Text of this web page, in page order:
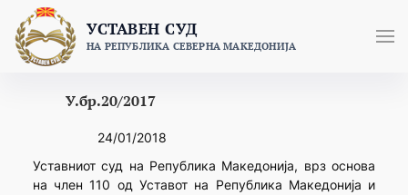
content
УСТАВЕН СУД
НА РЕПУБЛИКА СЕВЕРНА МАКЕДОНИЈА
У.бр.20/2017
24/01/2018
Уставниот суд на Република Македонија, врз основа
на член 110 од Уставот на Република Македонија и